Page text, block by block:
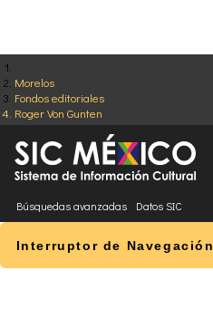
Morelos
Fondos editoriales
Roger Von Gunten
Búsquedas avanzadas Datos SIC
Interruptor de Navegación